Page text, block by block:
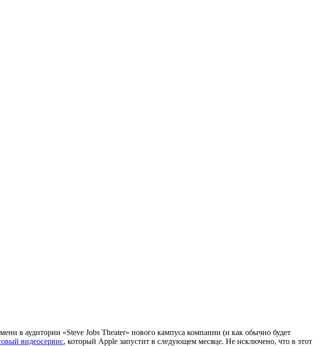
в аудитории «Steve Jobs Theater» нового кампуса компании (и как обычно будет
видеосервис, который Apple запустит в следующем месяце. Не исключено, что в этот